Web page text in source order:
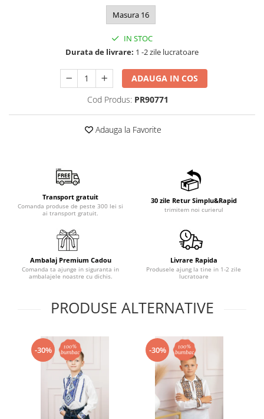
Masura 16
IN STOC
Durata de livrare: 1 -2 zile lucratoare
ADAUGA IN COS
Cod Produs: PR90771
Adauga la Favorite
Transport gratuit
Comanda produse de peste 300 lei si
ai transport gratuit.
30 zile Retur Simplu&Rapid
trimitem noi curierul
Ambalaj Premium Cadou
Comanda ta ajunge in siguranta in
ambalajele noastre cu dichis.
Livrare Rapida
Produsele ajung la tine in 1-2 zile
lucratoare
PRODUSE ALTERNATIVE
-30% -30%